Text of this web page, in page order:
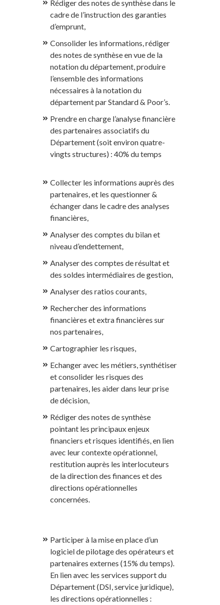
Rédiger des notes de synthèse dans le
cadre de l’instruction des garanties
d’emprunt,
Consolider les informations, rédiger
des notes de synthèse en vue de la
notation du département, produire
l’ensemble des informations
nécessaires à la notation du
département par Standard & Poor’s.
Prendre en charge l’analyse financière
des partenaires associatifs du
Département (soit environ quatre-
vingts structures) : 40% du temps
Collecter les informations auprès des
partenaires, et les questionner &
échanger dans le cadre des analyses
financières,
Analyser des comptes du bilan et
niveau d’endettement,
Analyser des comptes de résultat et
des soldes intermédiaires de gestion,
Analyser des ratios courants,
Rechercher des informations
financières et extra financières sur
nos partenaires,
Cartographier les risques,
Echanger avec les métiers, synthétiser
et consolider les risques des
partenaires, les aider dans leur prise
de décision,
Rédiger des notes de synthèse
pointant les principaux enjeux
financiers et risques identifiés, en lien
avec leur contexte opérationnel,
restitution auprès les interlocuteurs
de la direction des finances et des
directions opérationnelles
concernées.
Participer à la mise en place d’un
logiciel de pilotage des opérateurs et
partenaires externes (15% du temps).
En lien avec les services support du
Département (DSI, service juridique),
les directions opérationnelles :